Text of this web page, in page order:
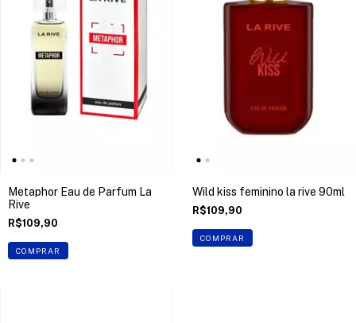
Metaphor Eau de Parfum La
Rive
R$109,90
COMPRAR
Wild kiss feminino la rive 90ml
R$109,90
COMPRAR